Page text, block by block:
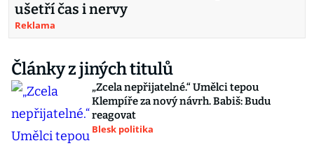
ušetří čas i nervy
Reklama
Články z jiných titulů
„Zcela nepřijatelné.“ Umělci tepou
Klempíře za nový návrh. Babiš: Budu
reagovat
Blesk politika